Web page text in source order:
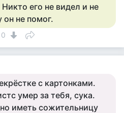
его не видел и не
не помог.
0
с картонками.
умер за тебя, сука.
иметь сожительницу